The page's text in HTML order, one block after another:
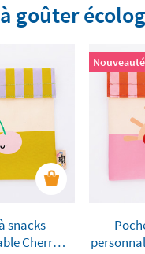
goûter
snacks
Cherry
Nouveauté